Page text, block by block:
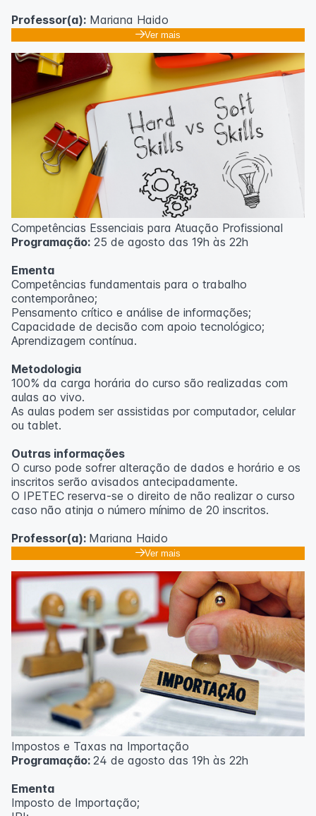
Professor(a): Mariana Haido
Ver mais
Competências Essenciais para Atuação Profissional
Programação: 25 de agosto das 19h às 22h
Ementa
Competências fundamentais para o trabalho
contemporâneo;
Pensamento crítico e análise de informações;
Capacidade de decisão com apoio tecnológico;
Aprendizagem contínua.
Metodologia
100% da carga horária do curso são realizadas com
aulas ao vivo.
As aulas podem ser assistidas por computador, celular
ou tablet.
Outras informações
O curso pode sofrer alteração de dados e horário e os
inscritos serão avisados ​​antecipadamente.
O IPETEC reserva-se o direito de não realizar o curso
caso não atinja o número mínimo de 20 inscritos.
Professor(a): Mariana Haido
Ver mais
Impostos e Taxas na Importação
Programação: 24 de agosto das 19h às 22h
Ementa
Imposto de Importação;